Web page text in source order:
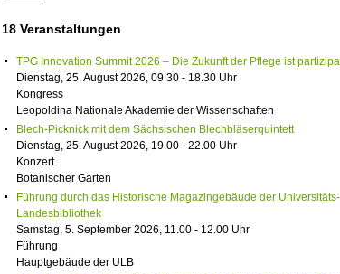
18 Veranstaltungen
TPG Innovation Summit 2026 – Die Zukunft der Pflege ist
Dienstag, 25. August 2026, 09.30 - 18.30 Uhr
Kongress
Leopoldina Nationale Akademie der Wissenschaften
Blech-Picknick mit dem Sächsischen Blechbläserquintett
Dienstag, 25. August 2026, 19.00 - 22.00 Uhr
Konzert
Botanischer Garten
Führung durch das Historische Magazingebäude der
Landesbibliothek
Samstag, 5. September 2026, 11.00 - 12.00 Uhr
Führung
Hauptgebäude der ULB